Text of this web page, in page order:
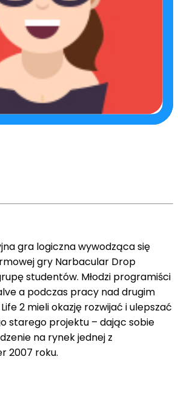
gra logiczna wywodząca się
gry Narbacular Drop
studentów. Młodzi programiści
a podczas pracy nad drugim
2 mieli okazję rozwijać i ulepszać
starego projektu – dając sobie
na rynek jednej z
2007 roku.